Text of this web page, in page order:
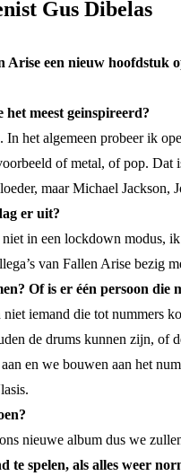
Gus Dibelas
een nieuw hoofdstuk
meest geinspireerd?
het algemeen probeer ik
of metal, of pop.
maar Michael
er uit?
in een lockdown
van Fallen Arise bezig
Of is er één persoon die
iemand die tot nummers
de drums kunnen zijn,
en we bouwen aan het
nieuwe album dus we
spelen, als alles weer